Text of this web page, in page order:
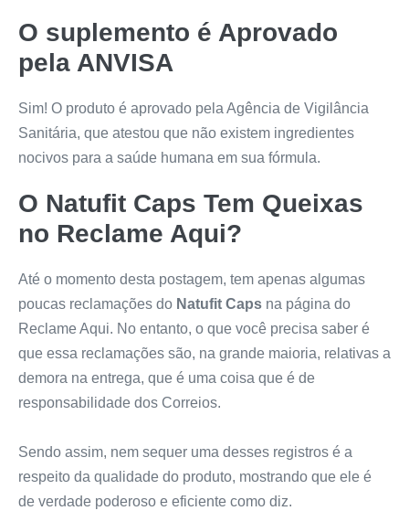
O suplemento é Aprovado
pela ANVISA
Sim! O produto é aprovado pela Agência de Vigilância
Sanitária, que atestou que não existem ingredientes
nocivos para a saúde humana em sua fórmula.
O Natufit Caps Tem Queixas
no Reclame Aqui?
Até o momento desta postagem, tem apenas algumas
poucas reclamações do Natufit Caps na página do
Reclame Aqui. No entanto, o que você precisa saber é
que essa reclamações são, na grande maioria, relativas a
demora na entrega, que é uma coisa que é de
responsabilidade dos Correios.
Sendo assim, nem sequer uma desses registros é a
respeito da qualidade do produto, mostrando que ele é
de verdade poderoso e eficiente como diz.